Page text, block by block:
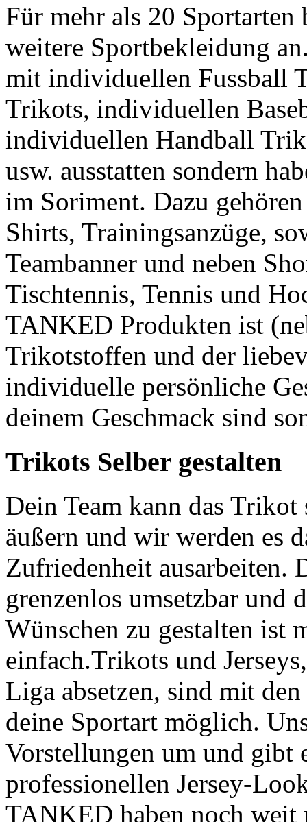
Für mehr als 20
weitere Sportbekleidung
mit individuellen Fussball
Trikots, individuellen
individuellen Handball
usw. ausstatten sondern
im Soriment. Dazu
Shirts, Trainingsanzüge,
Teambanner und neben
Tischtennis, Tennis und
TANKED Produkten ist
Trikotstoffen und der
individuelle persönliche
deinem Geschmack sind
Trikots Selber gestalten
Dein Team kann das Trikot
äußern und wir werden es
Zufriedenheit ausarbeiten.
grenzenlos umsetzbar und
Wünschen zu gestalten ist
einfach.Trikots und
Liga absetzen, sind mit
deine Sportart möglich.
Vorstellungen um und gibt
professionellen Jersey-
TANKED haben noch